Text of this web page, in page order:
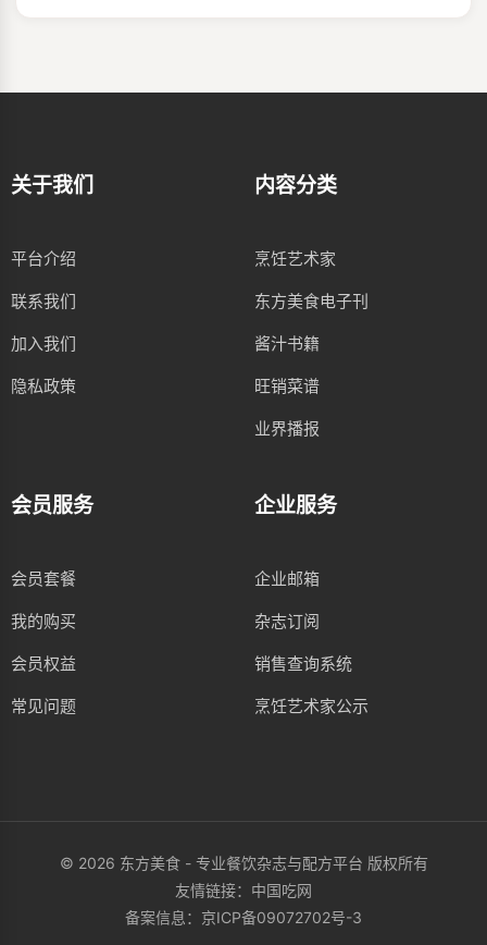
关于我们
平台介绍
联系我们
加入我们
隐私政策
内容分类
烹饪艺术家
东方美食电子刊
酱汁书籍
旺销菜谱
业界播报
会员服务
会员套餐
我的购买
会员权益
常见问题
企业服务
企业邮箱
杂志订阅
销售查询系统
烹饪艺术家公示
© 2026 东方美食 - 专业餐饮杂志与配方平台 版权所有
友情链接： 中国吃网
备案信息： 京ICP备09072702号-3